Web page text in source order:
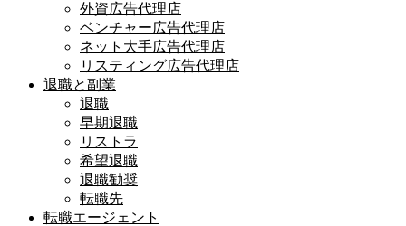
外資広告代理店
ベンチャー広告代理店
ネット大手広告代理店
リスティング広告代理店
退職と副業
退職
早期退職
リストラ
希望退職
退職勧奨
転職先
転職エージェント